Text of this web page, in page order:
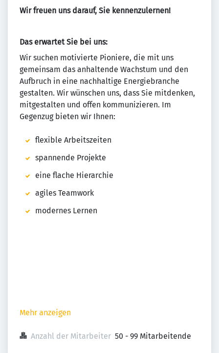
Wir freuen uns darauf, Sie kennenzulernen!
Das erwartet Sie bei uns:
Wir suchen motivierte Pioniere, die mit uns
gemeinsam das anhaltende Wachstum und den
Aufbruch in eine nachhaltige Energiebranche
gestalten. Wir wünschen uns, dass Sie mitdenken,
mitgestalten und offen kommunizieren. Im
Gegenzug bieten wir Ihnen:
flexible Arbeitszeiten
spannende Projekte
eine flache Hierarchie
agiles Teamwork
modernes Lernen
Mehr anzeigen
Anzahl der Mitarbeiter 50 - 99 Mitarbeitende